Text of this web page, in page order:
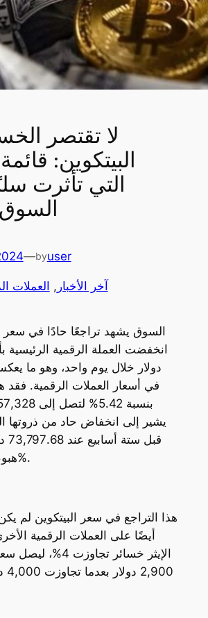
لا تقتصر
البيتكوين:
التي تأثرت
—byuser
آخر الأخبار , العملات
السوق يشهد تراجعًا حادًا في سعر
دولار خلال يوم واحد، وهو ما
في أسعار العملات الرقمية. فقد
يشير إلى انخفاض حاد من ذروتها
هبوطًا يفوق الـ 20%.
هذا التراجع في سعر البيتكوين لم يكن
أيضًا على العملات الرقمية
الإيثر خسائر تجاوزت